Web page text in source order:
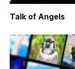
Talk of Angels